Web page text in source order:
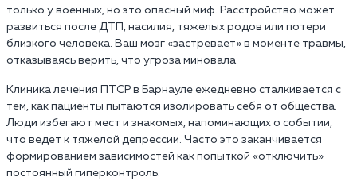
только у военных, но это опасный миф. Расстройство может
развиться после ДТП, насилия, тяжелых родов или потери
близкого человека. Ваш мозг «застревает» в моменте травмы,
отказываясь верить, что угроза миновала.
Клиника лечения ПТСР в Барнауле ежедневно сталкивается с
тем, как пациенты пытаются изолировать себя от общества.
Люди избегают мест и знакомых, напоминающих о событии,
что ведет к тяжелой депрессии. Часто это заканчивается
формированием зависимостей как попыткой «отключить»
постоянный гиперконтроль.